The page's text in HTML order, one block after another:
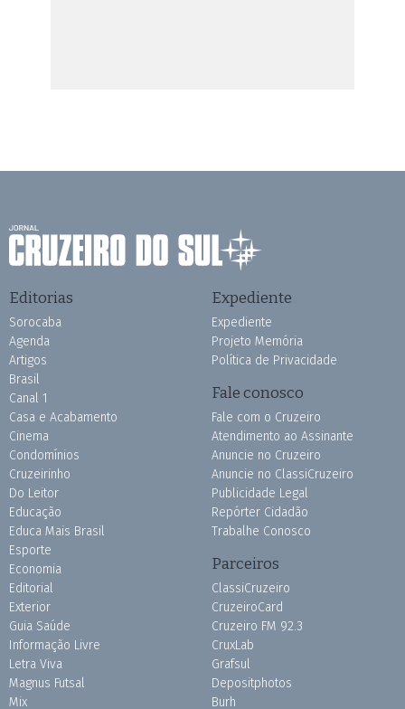
Editorias
Sorocaba
Agenda
Artigos
Brasil
Canal 1
Casa e Acabamento
Cinema
Condomínios
Cruzeirinho
Do Leitor
Educação
Educa Mais Brasil
Esporte
Economia
Editorial
Exterior
Guia Saúde
Informação Livre
Letra Viva
Magnus Futsal
Mix
Expediente
Expediente
Projeto Memória
Política de Privacidade
Fale conosco
Fale com o Cruzeiro
Atendimento ao Assinante
Anuncie no Cruzeiro
Anuncie no ClassiCruzeiro
Publicidade Legal
Repórter Cidadão
Trabalhe Conosco
Parceiros
ClassiCruzeiro
CruzeiroCard
Cruzeiro FM 92.3
CruxLab
Grafsul
Depositphotos
Burh